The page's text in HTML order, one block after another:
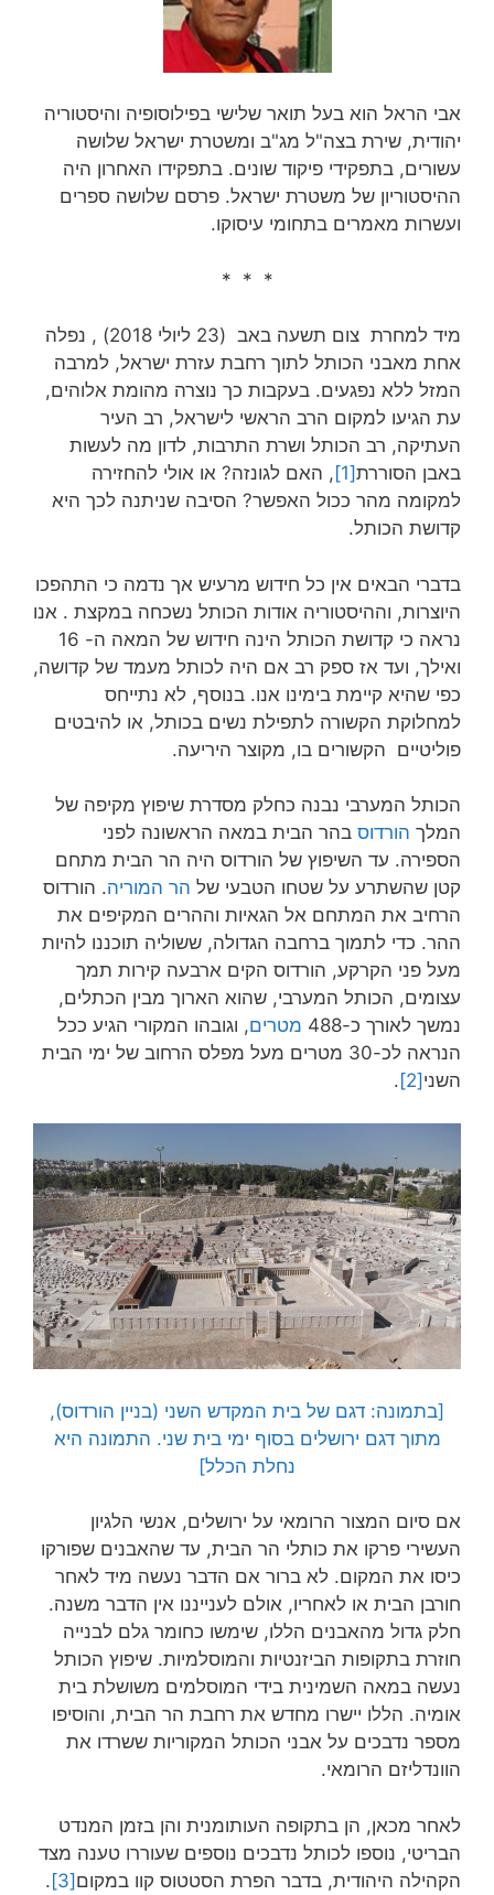
אבי הראל הוא בעל תואר שלישי בפילוסופיה והיסטוריה
יהודית, שירת בצה"ל מג"ב ומשטרת ישראל שלושה
עשורים, בתפקידי פיקוד שונים. בתפקידו האחרון היה
ההיסטוריון של משטרת ישראל. פרסם שלושה ספרים
ועשרות מאמרים בתחומי עיסוקו.
* * *
מיד למחרת צום תשעה באב (23 ליולי 2018) , נפלה
אחת מאבני הכותל לתוך רחבת עזרת ישראל, למרבה
המזל ללא נפגעים. בעקבות כך נוצרה מהומת אלוהים,
עת הגיעו למקום הרב הראשי לישראל, רב העיר
העתיקה, רב הכותל ושרת התרבות, לדון מה לעשות
באבן הסוררת[1]
, האם לגונזה? או אולי להחזירה
למקומה מהר ככול האפשר? הסיבה שניתנה לכך היא
קדושת הכותל.
בדברי הבאים אין כל חידוש מרעיש אך נדמה כי התהפכו
היוצרות, וההיסטוריה אודות הכותל נשכחה במקצת . אנו
נראה כי קדושת הכותל הינה חידוש של המאה ה- 16
ואילך, ועד אז ספק רב אם היה לכותל מעמד של קדושה,
כפי שהיא קיימת בימינו אנו. בנוסף, לא נתייחס
למחלוקת הקשורה לתפילת נשים בכותל, או להיבטים
פוליטיים הקשורים בו, מקוצר היריעה.
הכותל המערבי נבנה כחלק מסדרת שיפוץ מקיפה של
המלך הורדוס בהר הבית במאה הראשונה לפני
הספירה. עד השיפוץ של הורדוס היה הר הבית מתחם
קטן שהשתרע על שטחו הטבעי של הר המוריה. הורדוס
הרחיב את המתחם אל הגאיות וההרים המקיפים את
ההר. כדי לתמוך ברחבה הגדולה, ששוליה תוכננו להיות
מעל פני הקרקע, הורדוס הקים ארבעה קירות תמך
עצומים, הכותל המערבי, שהוא הארוך מבין הכתלים,
נמשך לאורך כ-488
מטרים, וגובהו המקורי הגיע ככל
הנראה לכ-30 מטרים מעל מפלס הרחוב של ימי הבית
השני [2]
.
[בתמונה: דגם של בית המקדש השני (בניין הורדוס),
מתוך דגם ירושלים בסוף ימי בית שני. התמונה היא
נחלת הכלל]
אם סיום המצור הרומאי על ירושלים, אנשי הלגיון
העשירי פרקו את כותלי הר הבית, עד שהאבנים שפורקו
כיסו את המקום. לא ברור אם הדבר נעשה מיד לאחר
חורבן הבית או לאחריו, אולם לענייננו אין הדבר משנה.
חלק גדול מהאבנים הללו, שימשו כחומר גלם לבנייה
חוזרת בתקופות הביזנטיות והמוסלמיות. שיפוץ הכותל
נעשה במאה השמינית בידי המוסלמים משושלת בית
אומיה. הללו יישרו מחדש את רחבת הר הבית, והוסיפו
מספר נדבכים על אבני הכותל המקוריות ששרדו את
הוונדליזם הרומאי.
לאחר מכאן, הן בתקופה העותומנית והן בזמן המנדט
הבריטי, נוספו לכותל נדבכים נוספים שעוררו טענה מצד
הקהילה היהודית, בדבר הפרת הסטטוס קוו במקום[3]
.